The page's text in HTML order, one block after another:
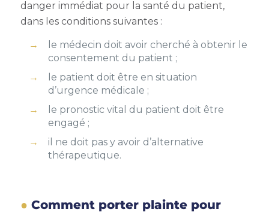
danger immédiat pour la santé du patient,
dans les conditions suivantes :
le médecin doit avoir cherché à obtenir le
consentement du patient ;
le patient doit être en situation
d’urgence médicale ;
le pronostic vital du patient doit être
engagé ;
il ne doit pas y avoir d’alternative
thérapeutique.
Comment porter plainte pour